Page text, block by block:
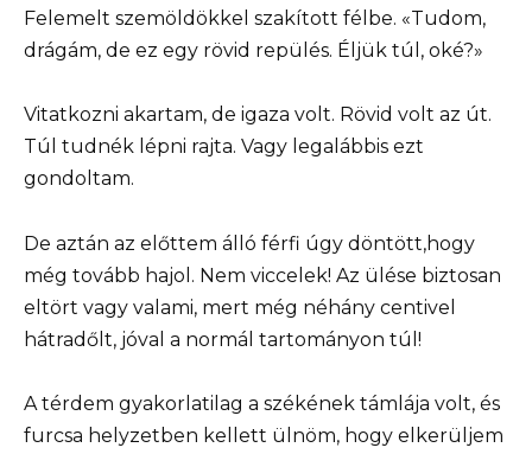
Felemelt szemöldökkel szakított félbe. «Tudom,
drágám, de ez egy rövid repülés. Éljük túl, oké?»
Vitatkozni akartam, de igaza volt. Rövid volt az út.
Túl tudnék lépni rajta. Vagy legalábbis ezt
gondoltam.
De aztán az előttem álló férfi úgy döntött,hogy
még tovább hajol. Nem viccelek! Az ülése biztosan
eltört vagy valami, mert még néhány centivel
hátradőlt, jóval a normál tartományon túl!
A térdem gyakorlatilag a székének támlája volt, és
furcsa helyzetben kellett ülnöm, hogy elkerüljem